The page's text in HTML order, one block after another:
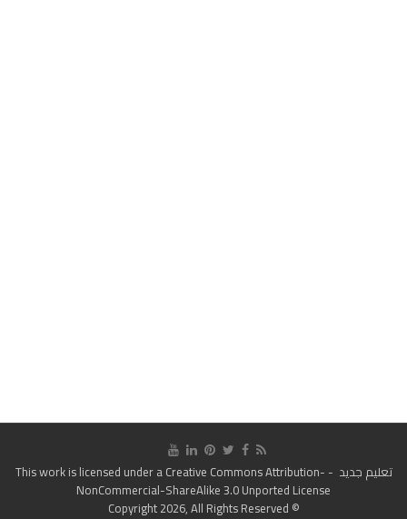
تعليم جديد - This work is licensed under a
Creative Commons Attribution-
NonCommercial-ShareAlike 3.0 Unported License
© Copyright 2026, All Rights Reserved